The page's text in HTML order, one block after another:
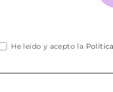
He leído y acepto la